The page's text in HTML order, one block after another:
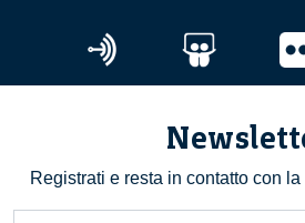
Registrati e resta in contatto con